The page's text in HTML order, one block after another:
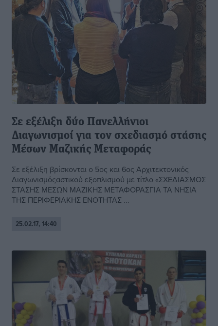
Σε εξέλιξη δύο Πανελλήνιοι
Διαγωνισμοί για τον σχεδιασμό στάσης
Μέσων Μαζικής Μεταφοράς
Σε εξέλιξη βρίσκονται o 5ος και 6ος Αρχιτεκτονικός
Διαγωνισμόςαστικού εξοπλισμού με τίτλο «ΣΧΕΔΙΑΣΜΟΣ
ΣΤΑΣΗΣ ΜΕΣΩΝ ΜΑΖΙΚΗΣ ΜΕΤΑΦΟΡΑΣΓΙΑ ΤΑ ΝΗΣΙΑ
ΤΗΣ ΠΕΡΙΦΕΡΙΑΚΗΣ ΕΝΟΤΗΤΑΣ ...
25.02.17, 14:40